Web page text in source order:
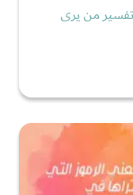
من يرى